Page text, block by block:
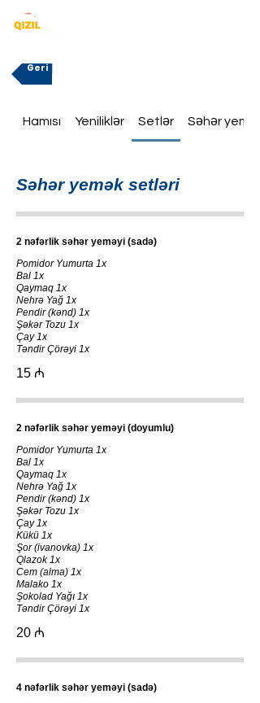
Geri
Hamısı Yeniliklər Setlər Səhər
Səhər yemək setləri
2 nəfərlik səhər yeməyi (sadə)
Pomidor Yumurta 1x
Bal 1x
Qaymaq 1x
Nehrə Yağ 1x
Pendir (kənd) 1x
Şəkər Tozu 1x
Çay 1x
Təndir Çörəyi 1x
15 ₼
2 nəfərlik səhər yeməyi (doyumlu)
Pomidor Yumurta 1x
Bal 1x
Qaymaq 1x
Nehrə Yağ 1x
Pendir (kənd) 1x
Şəkər Tozu 1x
Çay 1x
Kükü 1x
Şor (ivanovka) 1x
Qlazok 1x
Cem (alma) 1x
Malako 1x
Şokolad Yağı 1x
Təndir Çörəyi 1x
20 ₼
4 nəfərlik səhər yeməyi (sadə)